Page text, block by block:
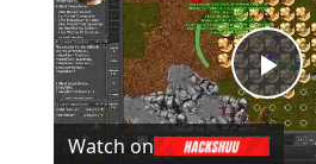
Watch on